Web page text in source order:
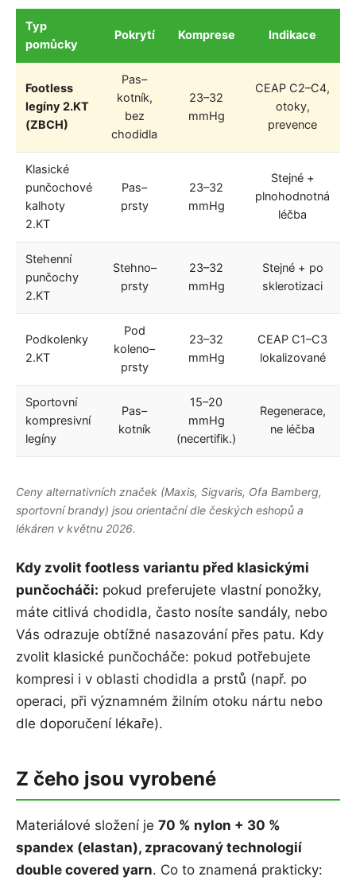
Typ
pomůcky
Pokrytí Komprese Indikace
Footless
legíny 2.KT
(ZBCH)
Pas–
kotník,
bez
chodidla
23–32
mmHg
CEAP C2–C4,
otoky,
prevence
Klasické
punčochové
kalhoty
2.KT
Pas–
prsty
23–32
mmHg
Stejné +
plnohodnotná
léčba
Stehenní
punčochy
2.KT
Stehno–
prsty
23–32
mmHg
Stejné + po
sklerotizaci
Podkolenky
2.KT
Pod
koleno–
prsty
23–32
mmHg
CEAP C1–C3
lokalizované
Sportovní
kompresivní
legíny
Pas–
kotník
15–20
mmHg
(necertifik.)
Regenerace,
ne léčba
Ceny alternativních značek (Maxis, Sigvaris, Ofa Bamberg,
sportovní brandy) jsou orientační dle českých eshopů a
lékáren v květnu 2026.
Kdy zvolit footless variantu před klasickými
punčocháči: pokud preferujete vlastní ponožky,
máte citlivá chodidla, často nosíte sandály, nebo
Vás odrazuje obtížné nasazování přes patu. Kdy
zvolit klasické punčocháče: pokud potřebujete
kompresi i v oblasti chodidla a prstů (např. po
operaci, při významném žilním otoku nártu nebo
dle doporučení lékaře).
Z čeho jsou vyrobené
Materiálové složení je 70 % nylon + 30 %
spandex (elastan), zpracovaný technologií
double covered yarn. Co to znamená prakticky: